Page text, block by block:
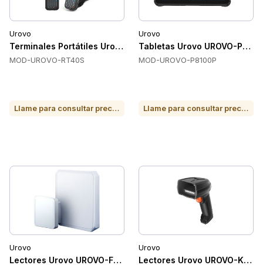
Urovo
Terminales Portátiles Urovo UROVO-RT40S
MOD-UROVO-RT40S
Llame para consultar precio o para comprar
Urovo
Tabletas Urovo UROVO-
MOD-UROVO-P8100P
Llame para consultar precio o para comprar
Urovo
Lectores Urovo UROVO-FR7000
Urovo
Lectores Urovo UROVO-K200